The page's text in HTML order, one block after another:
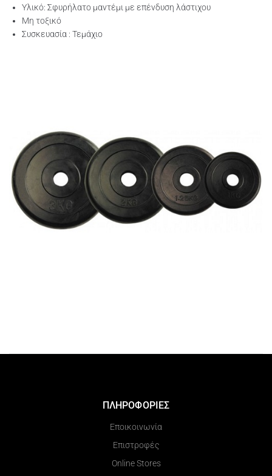
Υλικό: Σφυρήλατο μαντέμι με επένδυση λάστιχου
Μη τοξικό
Συσκευασία : Τεμάχιο
ΠΛΗΡΟΦΟΡΙΕΣ
Εποικοινωνία
Επιστροφές
Online Stores